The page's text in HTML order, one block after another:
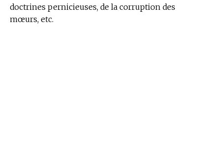
doctrines pernicieuses, de la corruption des
mœurs, etc.